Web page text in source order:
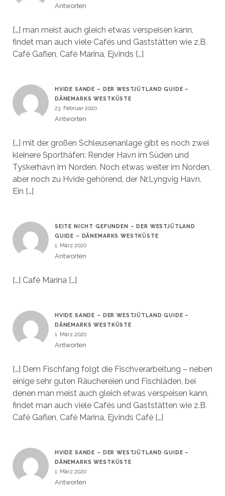
Antworten
[…] man meist auch gleich etwas verspeisen kann,
findet man auch viele Cafés und Gaststätten wie z.B.
Café Gaflen, Café Marina, Ejvinds […]
HVIDE SANDE – DER WESTJÜTLAND GUIDE –
DÄNEMARKS WESTKÜSTE
23. Februar 2020
Antworten
[…] mit der großen Schleusenanlage gibt es noch zwei
kleinere Sporthäfen: Render Havn im Süden und
Tyskerhavn im Norden. Noch etwas weiter im Norden,
aber noch zu Hvide gehörend, der Nr.Lyngvig Havn.
Ein […]
SEITE NICHT GEFUNDEN – DER WESTJÜTLAND
GUIDE – DÄNEMARKS WESTKÜSTE
1. März 2020
Antworten
[…] Café Marina […]
HVIDE SANDE – DER WESTJÜTLAND GUIDE –
DÄNEMARKS WESTKÜSTE
1. März 2020
Antworten
[…] Dem Fischfang folgt die Fischverarbeitung – neben
einige sehr guten Räuchereien und Fischläden, bei
denen man meist auch gleich etwas verspeisen kann,
findet man auch viele Cafés und Gaststätten wie z.B.
Café Gaflen, Café Marina, Ejvinds Café […]
HVIDE SANDE – DER WESTJÜTLAND GUIDE –
DÄNEMARKS WESTKÜSTE
1. März 2020
Antworten